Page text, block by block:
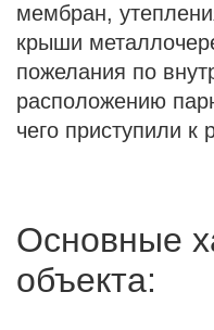
мембран,
крыши
пожелания по
расположению
чего приступили к
Основные
объекта: